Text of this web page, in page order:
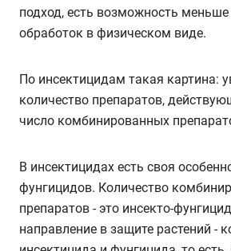
подход, есть возможность
обработок в физическом виде.
По инсектицидам такая картина:
количество препаратов,
число комбинированных
В инсектицидах есть своя
фунгицидов. Количество
препаратов - это инсекто-
направление в защите растений -